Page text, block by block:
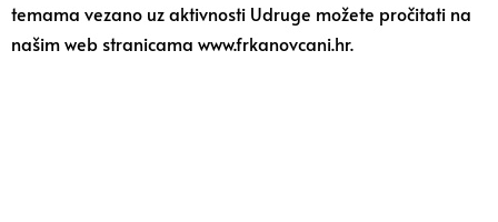
temama vezano uz aktivnosti Udruge možete pročitati na
našim web stranicama www.frkanovcani.hr.